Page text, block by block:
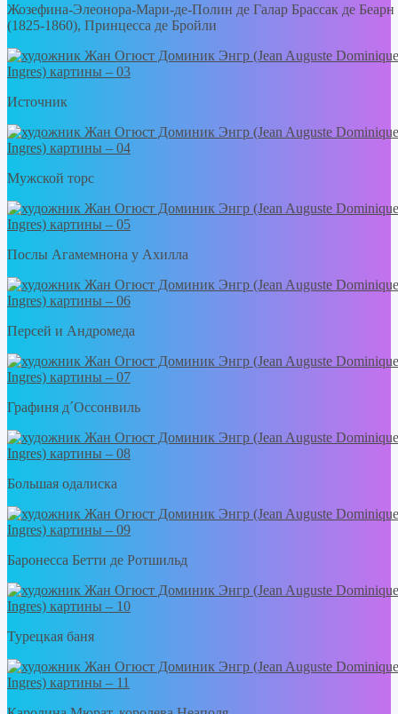
Жозефина-Элеонора-Мари-де-Полин де Галар Брассак де Беарн
(1825-1860), Принцесса де Бройли
Источник
Мужской торс
Послы Агамемнона у Ахилла
Персей и Андромеда
Графиня д´Оссонвиль
Большая одалиска
Баронесса Бетти де Ротшильд
Турецкая баня